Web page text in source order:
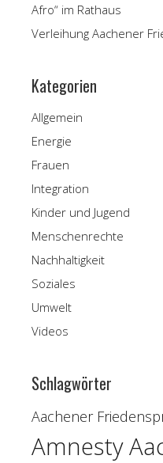
Afro“ im Rathaus
Verleihung Aachener
Kategorien
Allgemein
Energie
Frauen
Integration
Kinder und Jugend
Menschenrechte
Nachhaltigkeit
Soziales
Umwelt
Videos
Schlagwörter
Aachener
Amnesty